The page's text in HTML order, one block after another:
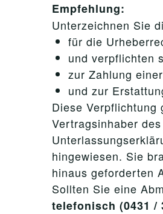
Empfehlung:
Unterzeichnen Sie
für die
und verpflichten
zur Zahlung
und zur
Diese
Vertragsinhaber
hingewiesen. Sie
hinaus geforderten
Sollten Sie eine
telefonisch (0431 /